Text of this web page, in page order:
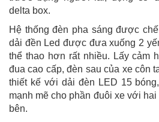
delta box.
Hệ thống đèn pha sáng được
dải đền Led được đưa xuống 2
thể thao hơn rất nhiều. Lấy cảm
đua cao cấp, đèn sau của xe côn
thiết kế với dải đèn LED 15
mạnh mẽ cho phần đuôi xe với
bên.